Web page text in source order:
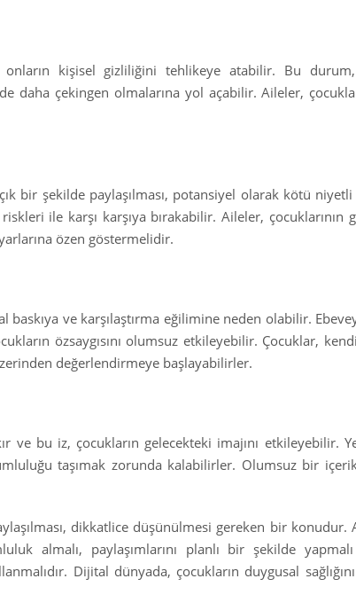
onların kişisel gizliliğini tehlikeye atabilir. Bu
daha çekingen olmalarına yol açabilir. Aileler,
bir şekilde paylaşılması, potansiyel olarak kötü
ile karşı karşıya bırakabilir. Aileler, çocuklarının
özen göstermelidir.
baskıya ve karşılaştırma eğilimine neden olabilir.
özsaygısını olumsuz etkileyebilir. Çocuklar,
değerlendirmeye başlayabilirler.
ve bu iz, çocukların gelecekteki imajını etkileyebilir.
taşımak zorunda kalabilirler. Olumsuz bir
dikkatlice düşünülmesi gereken bir konudur.
almalı, paylaşımlarını planlı bir şekilde
Dijital dünyada, çocukların duygusal